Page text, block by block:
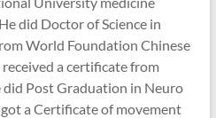
did Doctor of Science in
World Foundation Chinese
a certificate from
Post Graduation in Neuro
a Certificate of movement